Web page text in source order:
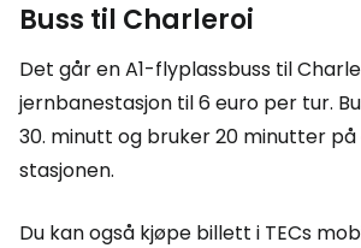
Buss til Charleroi
Det går en A1-flyplassbuss til
jernbanestasjon til 6 euro per tur.
30. minutt og bruker 20 minutter
stasjonen.
Du kan også kjøpe billett i TECs